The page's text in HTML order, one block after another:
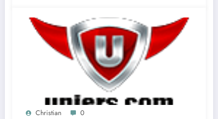
Christian 0